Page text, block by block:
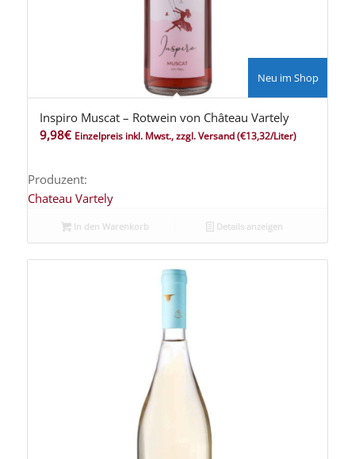
Neu im Shop
Inspiro Muscat – Rotwein von Château Vartely
9,98€ Einzelpreis inkl. Mwst., zzgl. Versand(€13,32/Liter)
Produzent:
Chateau Vartely
In den Warenkorb Details anzeigen